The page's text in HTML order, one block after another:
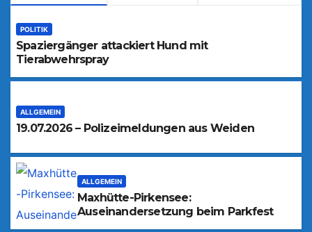
POLITIK
Spaziergänger attackiert Hund mit
Tierabwehrspray
ALLGEMEIN
19.07.2026 – Polizeimeldungen aus Weiden
ALLGEMEIN
Maxhütte-Pirkensee:
Auseinandersetzung beim Parkfest